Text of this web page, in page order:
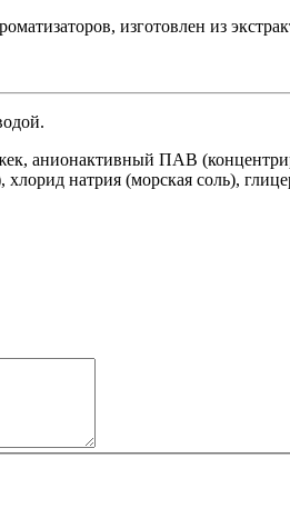
изготовлен из
анионактивный ПАВ
натрия (морская соль),